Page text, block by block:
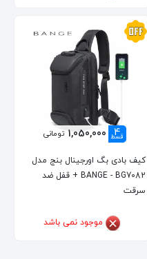
4
قسط 1,050,000 تومانی
کیف بادی بگ اورجینال بنج مدل
BANGE - BG7082 + قفل ضد
سرقت
موجود نمی باشد